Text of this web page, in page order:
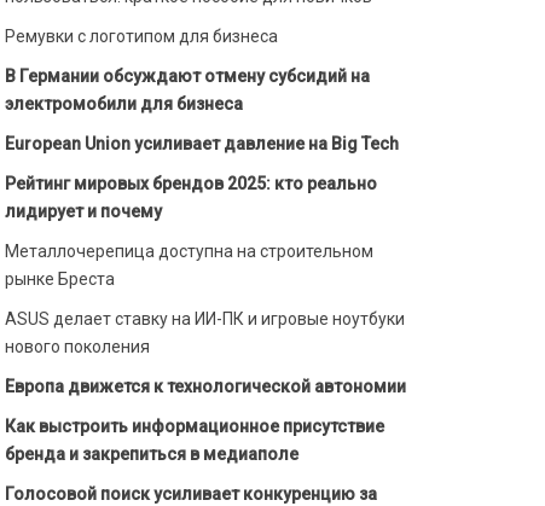
Ремувки с логотипом для бизнеса
В Германии обсуждают отмену субсидий на
электромобили для бизнеса
European Union усиливает давление на Big Tech
Рейтинг мировых брендов 2025: кто реально
лидирует и почему
Металлочерепица доступна на строительном
рынке Бреста
ASUS делает ставку на ИИ-ПК и игровые ноутбуки
нового поколения
Европа движется к технологической автономии
Как выстроить информационное присутствие
бренда и закрепиться в медиаполе
Голосовой поиск усиливает конкуренцию за